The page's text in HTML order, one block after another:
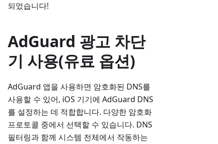
되었습니다!
AdGuard 광고 차단
기 사용(유료 옵션)
AdGuard 앱을 사용하면 암호화된 DNS를
사용할 수 있어, iOS 기기에 AdGuard DNS
를 설정하는 데 적합합니다. 다양한 암호화
프로토콜 중에서 선택할 수 있습니다. DNS
필터링과 함께 시스템 전체에서 작동하는